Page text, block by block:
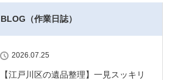
BLOG（作業日誌）
2026.07.25
【江戸川区の遺品整理】一見スッキリ